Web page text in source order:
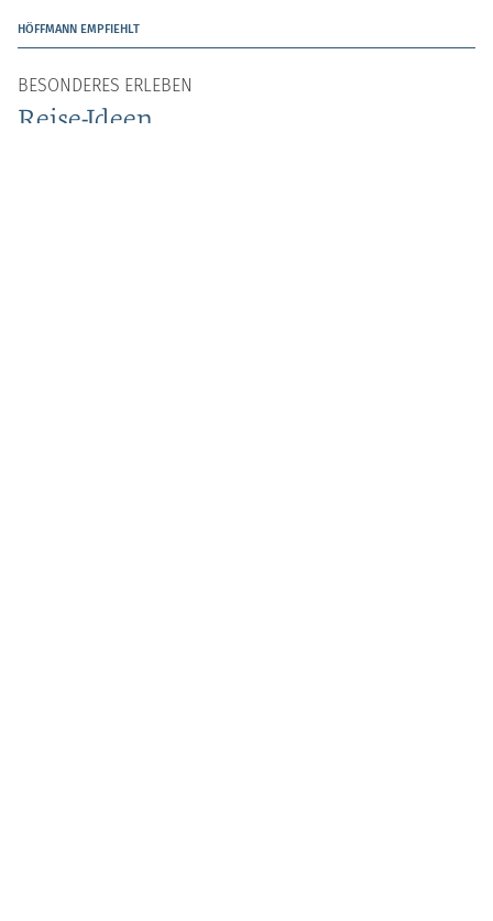
HÖFFMANN EMPFIEHLT
BESONDERES ERLEBEN
Reise-Ideen